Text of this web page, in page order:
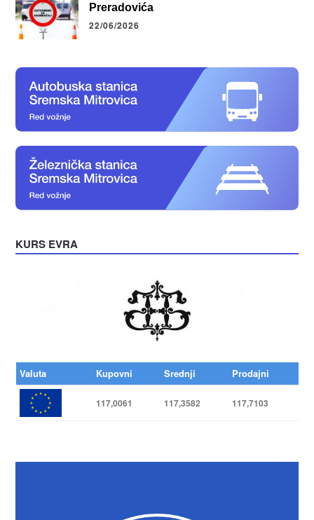
Preradovića
22/06/2026
KURS EVRA
Valuta Kupovni Srednji Prodajni
117,0061 117,3582 117,7103